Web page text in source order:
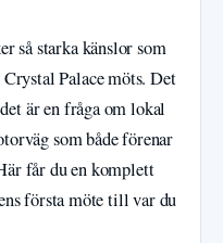
så starka känslor som
Palace möts. Det
är en fråga om lokal
som både förenar
får du en komplett
första möte till var du